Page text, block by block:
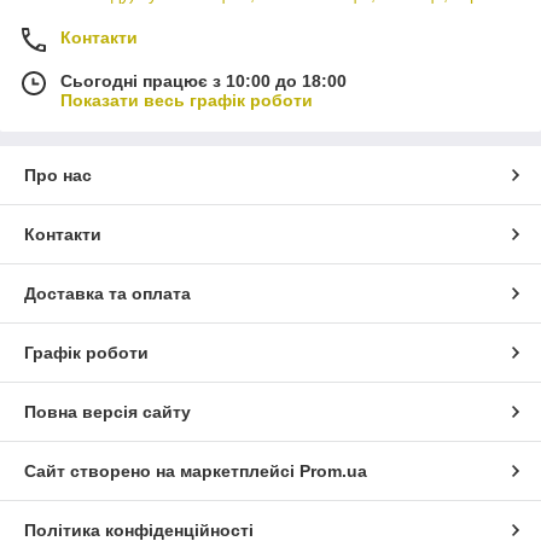
Контакти
Сьогодні працює з 10:00 до 18:00
Показати весь графік роботи
Про нас
Контакти
Доставка та оплата
Графік роботи
Повна версія сайту
Сайт створено на маркетплейсі Prom.ua
Політика конфіденційності